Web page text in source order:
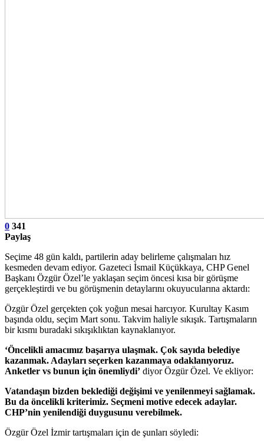
0 341
Paylaş
Seçime 48 gün kaldı, partilerin aday belirleme çalışmaları hız
kesmeden devam ediyor. Gazeteci İsmail Küçükkaya, CHP Genel
Başkanı Özgür Özel’le yaklaşan seçim öncesi kısa bir görüşme
gerçekleştirdi ve bu görüşmenin detaylarını okuyucularına aktardı:
Özgür Özel gerçekten çok yoğun mesai harcıyor. Kurultay Kasım
başında oldu, seçim Mart sonu. Takvim haliyle sıkışık. Tartışmaların
bir kısmı buradaki sıkışıklıktan kaynaklanıyor.
‘Öncelikli amacımız başarıya ulaşmak. Çok sayıda belediye
kazanmak. Adayları seçerken kazanmaya odaklanıyoruz.
Anketler vs bunun için önemliydi’ diyor Özgür Özel. Ve ekliyor:
Vatandaşın bizden beklediği değişimi ve yenilenmeyi sağlamak.
Bu da öncelikli kriterimiz. Seçmeni motive edecek adaylar.
CHP’nin yenilendiği duygusunu verebilmek.
Özgür Özel İzmir tartışmaları için de şunları söyledi: